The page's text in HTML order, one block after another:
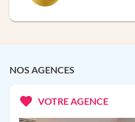
NOS AGENCES
VOTRE AGENCE